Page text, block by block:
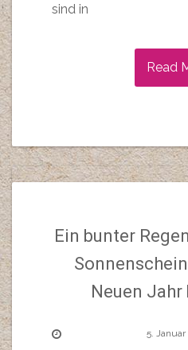
sind in
Read
Ein bunter
Neuen
5.